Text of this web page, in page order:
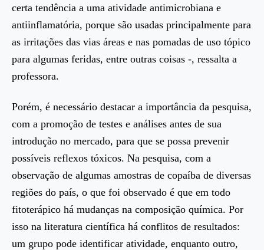
certa tendência a uma atividade antimicrobiana e
antiinflamatória, porque são usadas principalmente para
as irritações das vias áreas e nas pomadas de uso tópico
para algumas feridas, entre outras coisas -, ressalta a
professora.
Porém, é necessário destacar a importância da pesquisa,
com a promoção de testes e análises antes de sua
introdução no mercado, para que se possa prevenir
possíveis reflexos tóxicos. Na pesquisa, com a
observação de algumas amostras de copaíba de diversas
regiões do país, o que foi observado é que em todo
fitoterápico há mudanças na composição química. Por
isso na literatura científica há conflitos de resultados:
um grupo pode identificar atividade, enquanto outro,